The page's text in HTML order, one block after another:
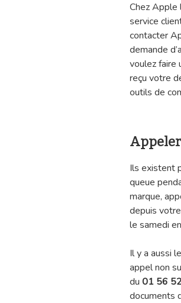
Chez Apple
service
contacter
demande
voulez faire
reçu votre
outils de
Ils existent
queue
marque,
depuis
le samedi
Il y a aussi
appel non
du 01 56
documents